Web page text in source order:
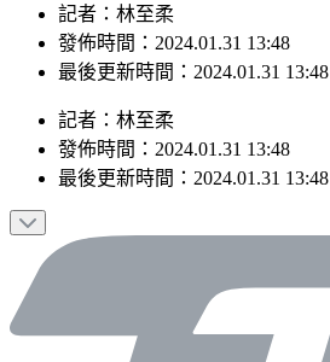
記者：林至柔
發佈時間：2024.01.31 13:48
最後更新時間：2024.01.31 13:48
記者 ： 林至柔
發佈時間： 2024.01.31 13:48
最後更新時間： 2024.01.31 13:48